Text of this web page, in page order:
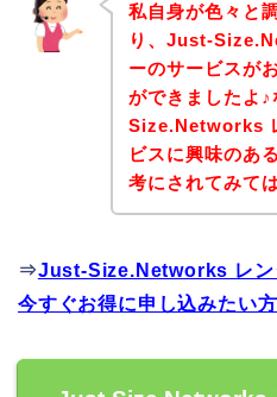
私自身が色々と
り、Just-
ーのサービスが
ができましたよ
Size.Networks
ビスに興味のあ
考にされてみて
⇒Just-Size.Networks レン
今すぐお得に申し込みたい